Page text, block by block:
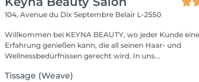
104, Avenue du Dix Septembre Belair L-2550
Willkommen bei KEYNA BEAUTY, wo jeder Kunde
Erfahrung genießen kann, die all seinen Haar- und
Wellnessbedürfnissen gerecht wird. In uns...
Tissage (Weave)